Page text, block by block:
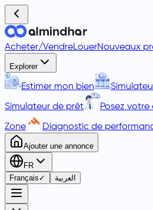
Acheter/VendreLouerNouveaux
Explorer
Estimer mon bien
Simulateur de prêt Posez votre
Zone Diagnostic de
Ajouter une annonce
FR
Français ✓ العربية